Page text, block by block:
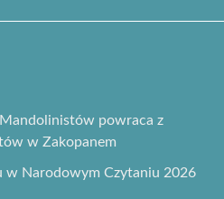
powraca z
w Zakopanem
w Narodowym Czytaniu 2026